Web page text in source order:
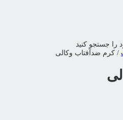
جستجو کنید
/ کرم ضدآفتاب وکالی